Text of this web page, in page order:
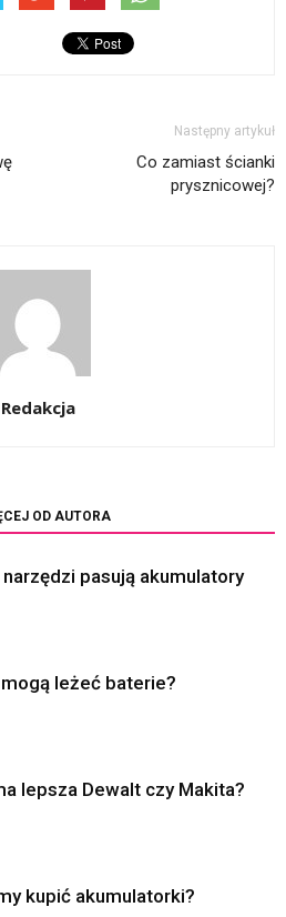
Następny artykuł
Co zamiast ścianki
prysznicowej?
Redakcja
OD AUTORA
narzędzi pasują akumulatory
leżeć baterie?
lepsza Dewalt czy Makita?
kupić akumulatorki?